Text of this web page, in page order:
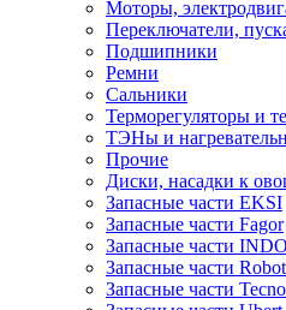
Моторы,
Переключатели,
Подшипники
Ремни
Сальники
Терморегуляторы и
ТЭНы и
Прочие
Диски, насадки к
Запасные части EKSI
Запасные части Fagor
Запасные части
Запасные части
Запасные части